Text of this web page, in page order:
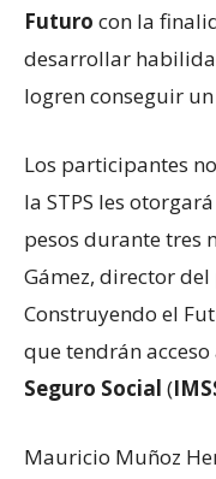
Futuro con la
desarrollar
logren conseguir
Los participantes
la STPS les
pesos durante tres
Gámez, director del
Construyendo el
que tendrán acceso
Seguro Social (
Mauricio Muñoz